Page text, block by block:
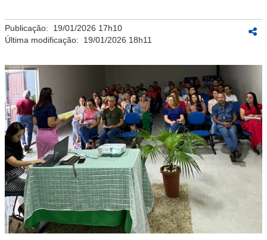
Publicação: 19/01/2026 17h10
Última modificação: 19/01/2026 18h11